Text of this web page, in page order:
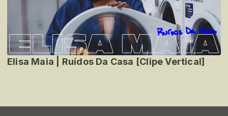
Elisa Maia | Ruídos Da Casa [Clipe Vertical]